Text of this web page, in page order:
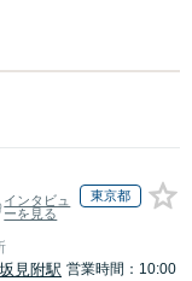
インタビュ
ーを見る
東京都
見附駅 営業時間：10:00